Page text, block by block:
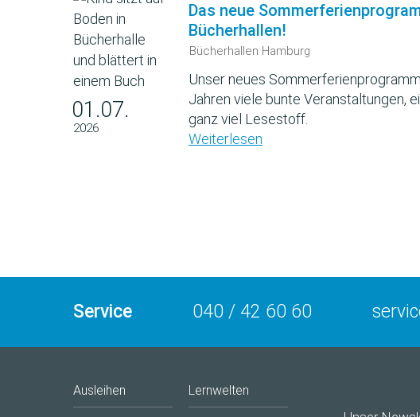
01.07.
2026
Das neue
Bücherhallen!
Bücherhallen Hamburg
Unser neues
Jahren viele bunte Veranstaltungen,
ganz viel Lesestoff.
Weiterlesen
Service 040 / 42 60 60
Ausleihen Lernwelten